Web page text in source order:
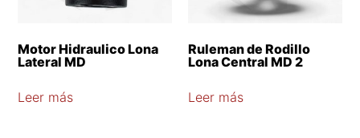
Motor Hidraulico Lona
Lateral MD
Leer más
Ruleman de Rodillo
Lona Central MD 2
Leer más